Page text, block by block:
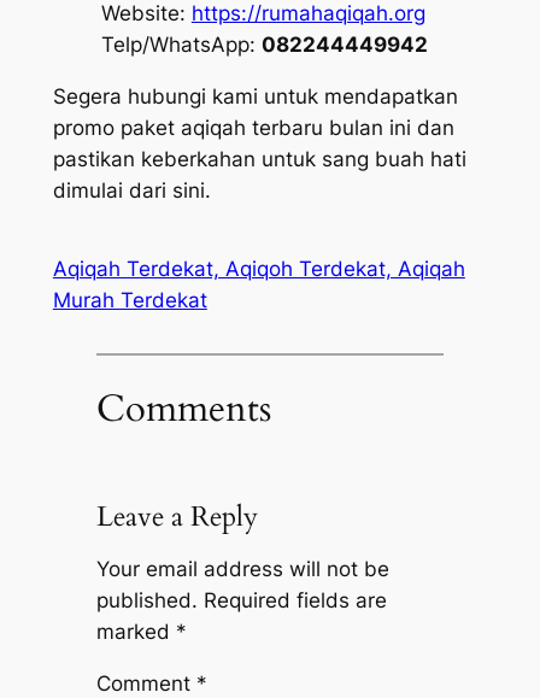
Website: https://rumahaqiqah.org
Telp/WhatsApp: 082244449942
Segera hubungi kami untuk mendapatkan
promo paket aqiqah terbaru bulan ini dan
pastikan keberkahan untuk sang buah hati
dimulai dari sini.
Aqiqah Terdekat, Aqiqoh Terdekat, Aqiqah
Murah Terdekat
Comments
Leave a Reply
Your email address will not be
published. Required fields are
marked *
Comment *